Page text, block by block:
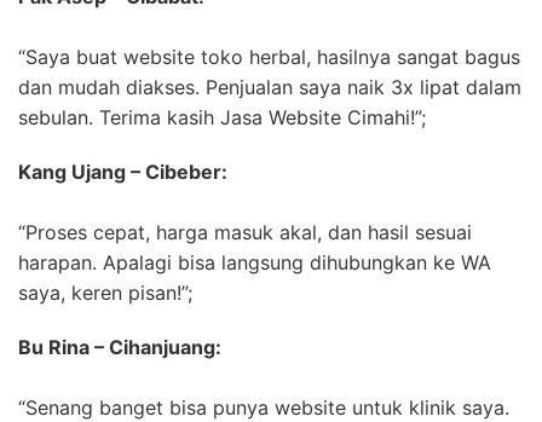
“Saya buat website toko herbal, hasilnya sangat bagus
dan mudah diakses. Penjualan saya naik 3x lipat dalam
sebulan. Terima kasih Jasa Website Cimahi!”;
Kang Ujang – Cibeber:
“Proses cepat, harga masuk akal, dan hasil sesuai
harapan. Apalagi bisa langsung dihubungkan ke WA
saya, keren pisan!”;
Bu Rina – Cihanjuang:
“Senang banget bisa punya website untuk klinik saya.